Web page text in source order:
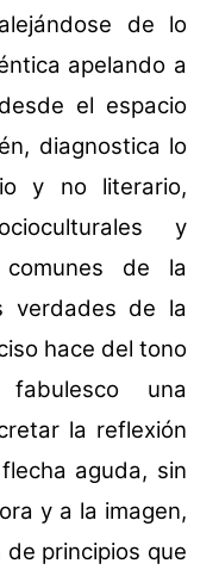
de lo
apelando a
el espacio
diagnostica lo
y no literario,
y
comunes de la
verdades de la
hace del tono
una
la reflexión
aguda, sin
y a la imagen,
principios que